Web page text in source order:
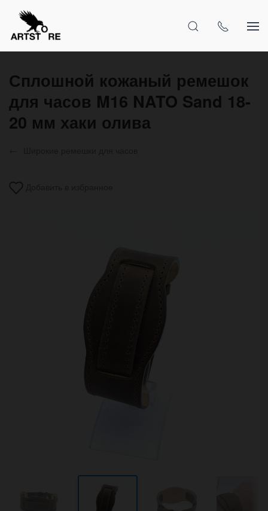
Сплошной кожаный ремешок
для часов M16 NATO Sand 18-
20 мм хаки олива